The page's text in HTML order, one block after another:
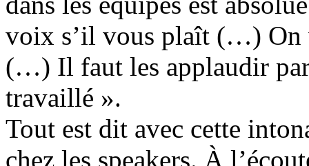
voix s’il vous plaît (…) On
(…) Il faut les applaudir
travaillé ».
Tout est dit avec cette
chez les speakers. À